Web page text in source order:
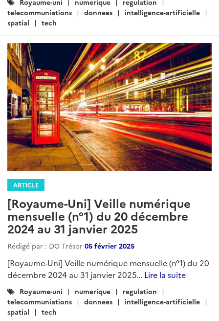
:
telecommuniations
donnees
intelligence-artificielle
spatial
tech
ARTICLE
[Royaume-Uni] Veille numérique
mensuelle (n°1) du 20 décembre
2024 au 31 janvier 2025
Rédigé par : DG Trésor 05 février 2025
[Royaume-Uni] Veille numérique mensuelle (n°1) du 20
décembre 2024 au 31 janvier 2025... Lire la suite
Catégories
:
Royaume-uni numerique
regulation
telecommuniations
donnees
intelligence-artificielle
spatial
tech